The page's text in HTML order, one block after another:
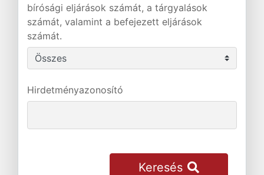
bírósági eljárások számát, a tárgyalások
számát, valamint a befejezett eljárások
számát.
Hirdetményazonosító
Keresés